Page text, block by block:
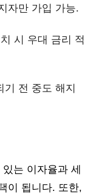
자만 가입 가능.
시 우대 금리 적
기 전 중도 해지
는 이자율과 세
이 됩니다. 또한,